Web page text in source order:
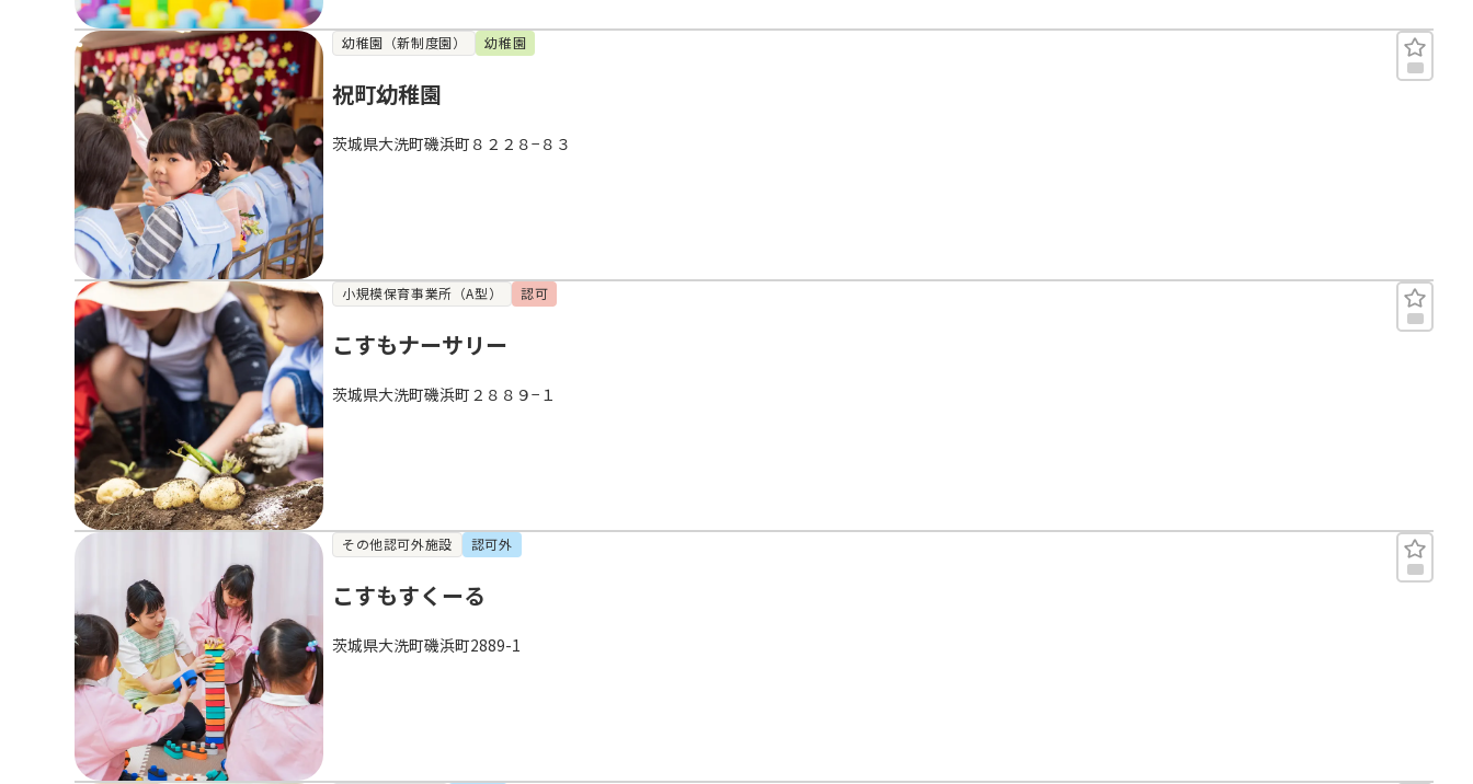
幼稚園（新制度園） 幼稚園
祝町幼稚園
茨城県大洗町磯浜町８２２８−８３
小規模保育事業所（A型） 認可
こすもナーサリー
茨城県大洗町磯浜町２８８９−１
その他認可外施設 認可外
こすもすくーる
茨城県大洗町磯浜町2889-1